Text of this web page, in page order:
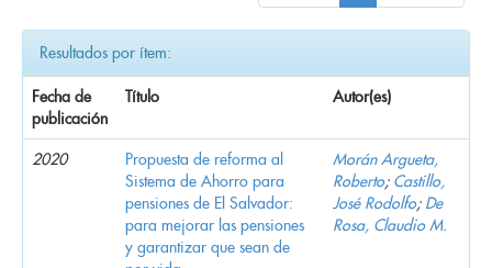
Resultados por ítem:
Fecha de
publicación
Título Autor(es)
2020
Propuesta de reforma al
Sistema de Ahorro para
pensiones de El Salvador:
para mejorar las pensiones
y garantizar que sean de
Morán Argueta,
Roberto; Castillo,
José Rodolfo; De
Rosa, Claudio M.